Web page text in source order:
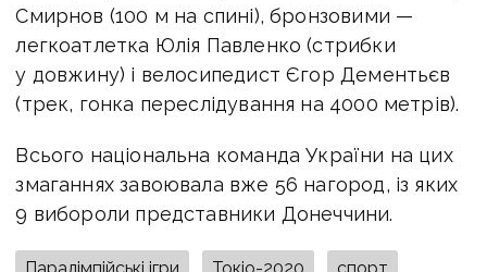
Смирнов (100 м на спині), бронзовими —
легкоатлетка Юлія Павленко (стрибки
у довжину) і велосипедист Єгор Дементьєв
(трек, гонка переслідування на 4000 метрів).
Всього національна команда України на цих
змаганнях завоювала вже 56 нагород, із яких
9 вибороли представники Донеччини.